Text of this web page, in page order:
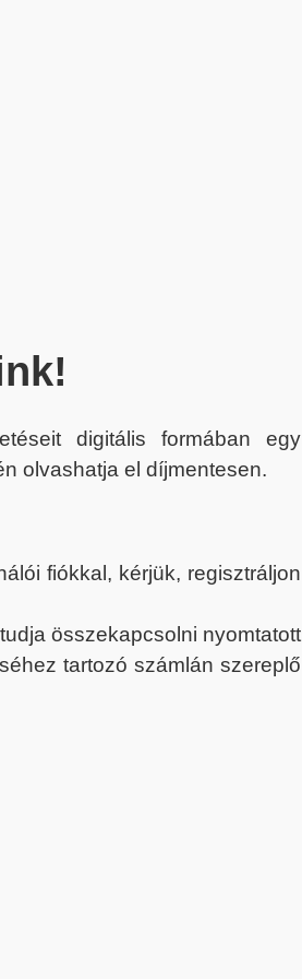
digitális formában egy
olvashatja el díjmentesen.
fiókkal, kérjük, regisztráljon
összekapcsolni nyomtatott
tartozó számlán szereplő